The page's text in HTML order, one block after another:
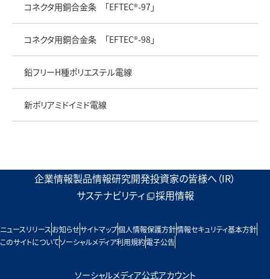
コネクタ用銅合金条 「EFTEC®-97」
コネクタ用銅合金条 「EFTEC®-98」
鉛フリーH種ポリエステル電線
新ポリアミドイミド電線
企業情報製品情報研究開発投資家の皆様へ（IR）
サステナビリティ
採用情報
ニュースリリース お知らせサイトマップ個人情報保護方針情報セキュリティ基本方針
このサイトについてソーシャルメディア利用規約電子公告
ソーシャルメディア公式アカウント